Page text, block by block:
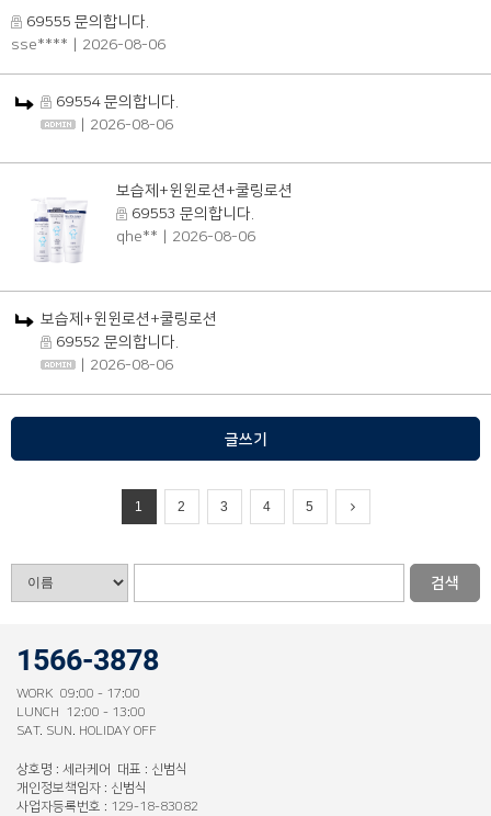
69555 문의합니다.
sse**** | 2026-08-06
69554 문의합니다.
| 2026-08-06
보습제+윈윈로션+쿨링로션
69553 문의합니다.
qhe** | 2026-08-06
보습제+윈윈로션+쿨링로션
69552 문의합니다.
| 2026-08-06
글쓰기
1 2 3 4 5
검색
1566-3878
WORK 09:00 - 17:00
LUNCH 12:00 - 13:00
SAT. SUN. HOLIDAY OFF
상호명 : 세라케어 대표 : 신범식
개인정보책임자 : 신범식
사업자등록번호 : 129-18-83082